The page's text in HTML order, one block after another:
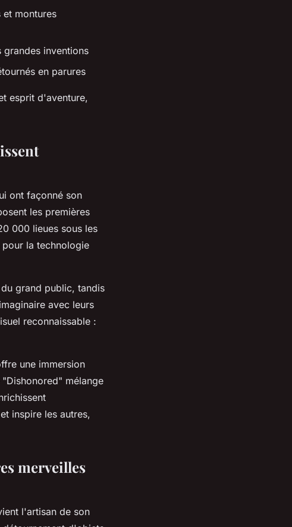
et montures
inventions
en parures
esprit d'aventure,
ont façonné son
les premières
000 lieues sous les
la technologie
grand public, tandis
avec leurs
reconnaissable :
une immersion
mélange
inspire les autres,
merveilles
l'artisan de son